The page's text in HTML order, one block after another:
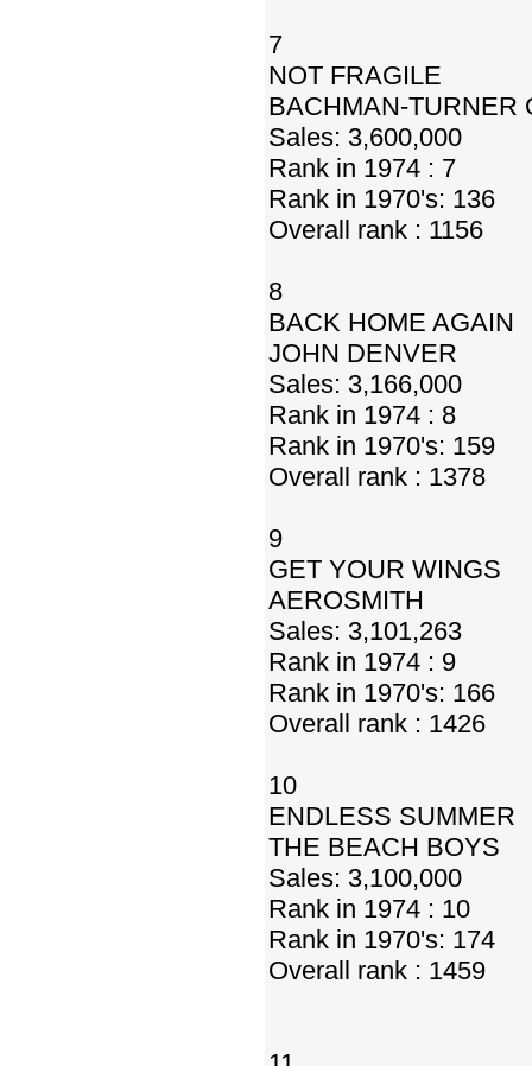
7
NOT FRAGILE
BACHMAN-TURNER
Sales: 3,600,000
Rank in 1974 : 7
Rank in 1970's: 136
Overall rank : 1156
8
BACK HOME AGAIN
JOHN DENVER
Sales: 3,166,000
Rank in 1974 : 8
Rank in 1970's: 159
Overall rank : 1378
9
GET YOUR WINGS
AEROSMITH
Sales: 3,101,263
Rank in 1974 : 9
Rank in 1970's: 166
Overall rank : 1426
10
ENDLESS SUMMER
THE BEACH BOYS
Sales: 3,100,000
Rank in 1974 : 10
Rank in 1970's: 174
Overall rank : 1459